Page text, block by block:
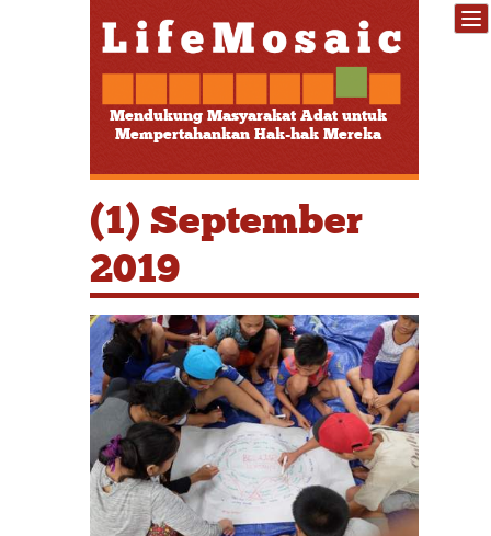
Mendukung Masyarakat Adat untuk
Mempertahankan Hak-hak Mereka
(1) September
2019